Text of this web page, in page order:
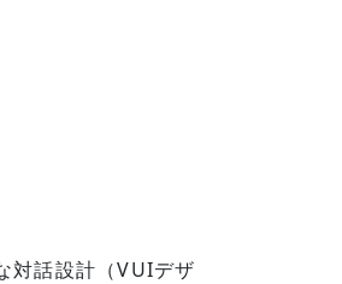
対話設計（VUIデザ